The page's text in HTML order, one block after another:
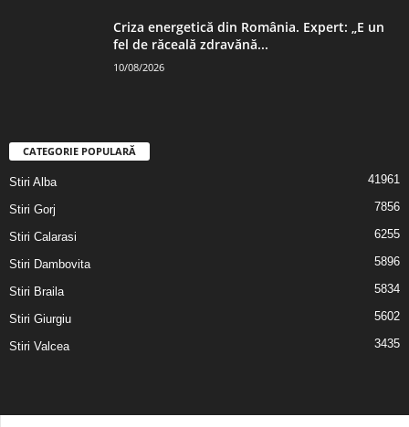
Criza energetică din România. Expert: „E un
fel de răceală zdravănă...
10/08/2026
CATEGORIE POPULARĂ
Stiri Alba 41961
Stiri Gorj 7856
Stiri Calarasi 6255
Stiri Dambovita 5896
Stiri Braila 5834
Stiri Giurgiu 5602
Stiri Valcea 3435